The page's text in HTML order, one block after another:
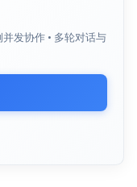
发协作 • 多轮对话与